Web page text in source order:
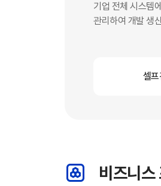
기업 전체 시스템
관리하여 개발 생
셀
비즈니스